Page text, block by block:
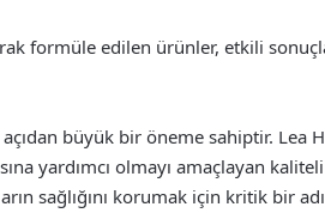
formüle edilen ürünler, etkili
büyük bir öneme sahiptir. Lea
yardımcı olmayı amaçlayan
sağlığını korumak için kritik bir